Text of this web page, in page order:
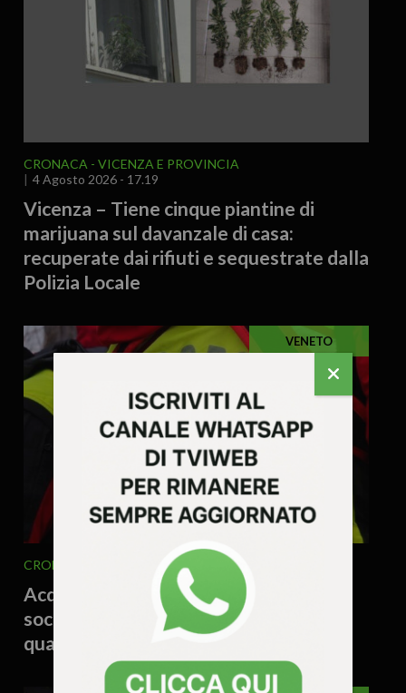
CRONACA
VICENZA E PROVINCIA
4 Agosto 2026 - 17.19
Vicenza – Tiene cinque piantine di
marijuana sul davanzale di casa:
recuperate dai rifiuti e sequestrate dalla
Polizia Locale
VENETO
CRONACA 4 Agosto 2026 - 16.37
Acqua contaminata, escursionista
soccorso dopo una notte in bivacco:
quattro interventi in montagna